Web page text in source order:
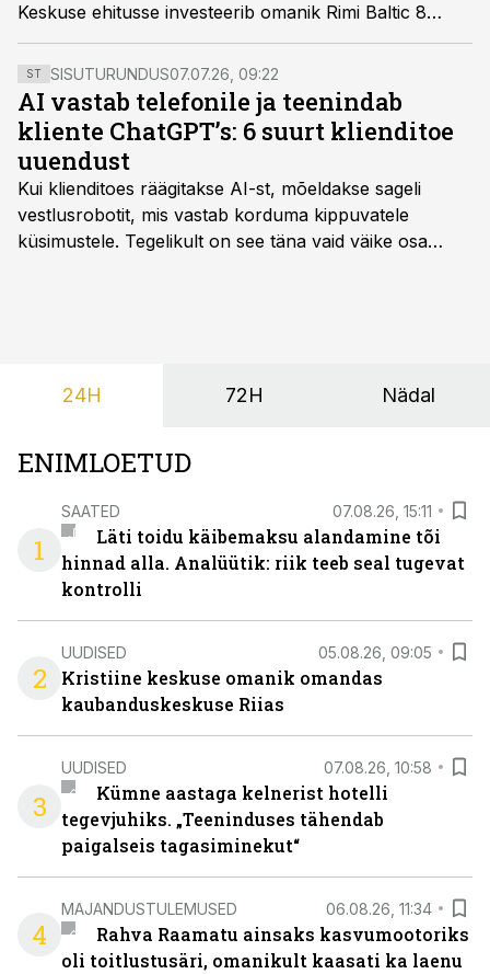
Keskuse ehitusse investeerib omanik Rimi Baltic 8
miljonit eurot.
ST SISUTURUNDUS07.07.26, 09:22
AI vastab telefonile ja teenindab
kliente ChatGPT’s: 6 suurt klienditoe
uuendust
Kui klienditoes räägitakse AI-st, mõeldakse sageli
vestlusrobotit, mis vastab korduma kippuvatele
küsimustele. Tegelikult on see täna vaid väike osa
24H 72H Nädal
ENIMLOETUD
1
SAATED 07.08.26, 15:11
Läti toidu käibemaksu alandamine tõi
hinnad alla. Analüütik: riik teeb seal tugevat
kontrolli
2
UUDISED 05.08.26, 09:05
Kristiine keskuse omanik omandas
kaubanduskeskuse Riias
3
UUDISED 07.08.26, 10:58
Kümne aastaga kelnerist hotelli
tegevjuhiks. „Teeninduses tähendab
paigalseis tagasiminekut“
4
MAJANDUSTULEMUSED 06.08.26, 11:34
Rahva Raamatu ainsaks kasvumootoriks
oli toitlustusäri, omanikult kaasati ka laenu